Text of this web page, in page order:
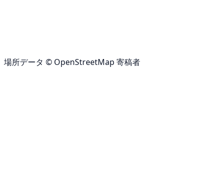
場所データ © OpenStreetMap 寄稿者